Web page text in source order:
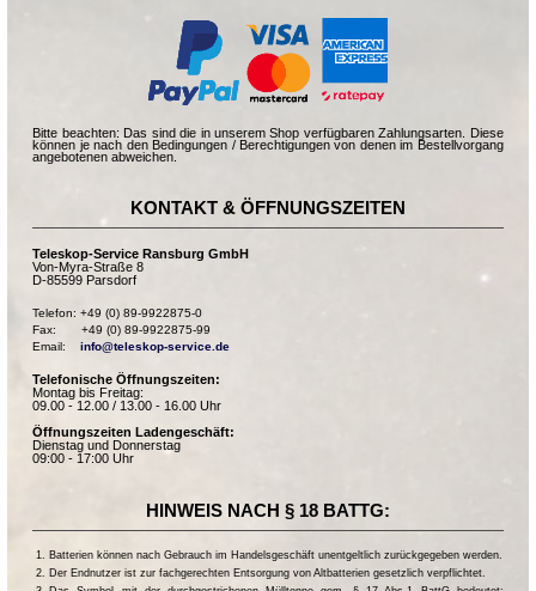
Bitte beachten: Das sind die in unserem Shop verfügbaren Zahlungsarten. Diese
können je nach den Bedingungen / Berechtigungen von denen im Bestellvorgang
angebotenen abweichen.
KONTAKT & ÖFFNUNGSZEITEN
Teleskop-Service Ransburg GmbH
Von-Myra-Straße 8
D-85599 Parsdorf
Telefon: +49 (0) 89-9922875-0
Fax:       +49 (0) 89-9922875-99
Email: info@teleskop-service.de
Telefonische Öffnungszeiten:
Montag bis Freitag:
09.00 - 12.00 / 13.00 - 16.00 Uhr
Öffnungszeiten Ladengeschäft:
Dienstag und Donnerstag
09:00 - 17:00 Uhr
HINWEIS NACH § 18 BATTG:
Batterien können nach Gebrauch im Handelsgeschäft unentgeltlich zurückgegeben werden.
Der Endnutzer ist zur fachgerechten Entsorgung von Altbatterien gesetzlich verpflichtet.